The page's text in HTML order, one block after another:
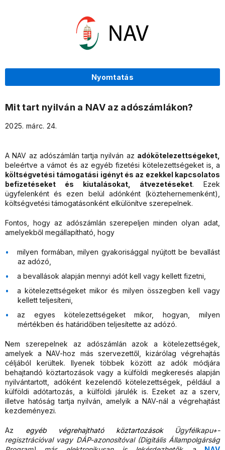
Nyomtatás
Mit tart nyilván a NAV az adószámlákon?
2025. márc. 24.
A NAV az adószámlán tartja nyilván az adókötelezettségeket,
beleértve a vámot és az egyéb fizetési kötelezettségeket is, a
költségvetési támogatási igényt és az ezekkel kapcsolatos
befizetéseket és kiutalásokat, átvezetéseket. Ezek
ügyfelenként és ezen belül adónként (köztehernemenként),
költségvetési támogatásonként elkülönítve szerepelnek.
Fontos, hogy az adószámlán szerepeljen minden olyan adat,
amelyekből megállapítható, hogy
milyen formában, milyen gyakorisággal nyújtott be bevallást
az adózó,
a bevallások alapján mennyi adót kell vagy kellett fizetni,
a kötelezettségeket mikor és milyen összegben kell vagy
kellett teljesíteni,
az egyes kötelezettségeket mikor, hogyan, milyen
mértékben és határidőben teljesítette az adózó.
Nem szerepelnek az adószámlán azok a kötelezettségek,
amelyek a NAV-hoz más szervezettől, kizárólag végrehajtás
céljából kerültek. Ilyenek többek között az adók módjára
behajtandó köztartozások vagy a külföldi megkeresés alapján
nyilvántartott, adóként kezelendő kötelezettségek, például a
külföldi adótartozás, a külföldi járulék is. Ezeket az a szerv,
illetve hatóság tartja nyilván, amelyik a NAV-nál a végrehajtást
kezdeményezi.
Az egyéb végrehajtható köztartozások
Ügyfélkapu+-
regisztrációval vagy DÁP-azonosítóval (Digitális Állampolgárság